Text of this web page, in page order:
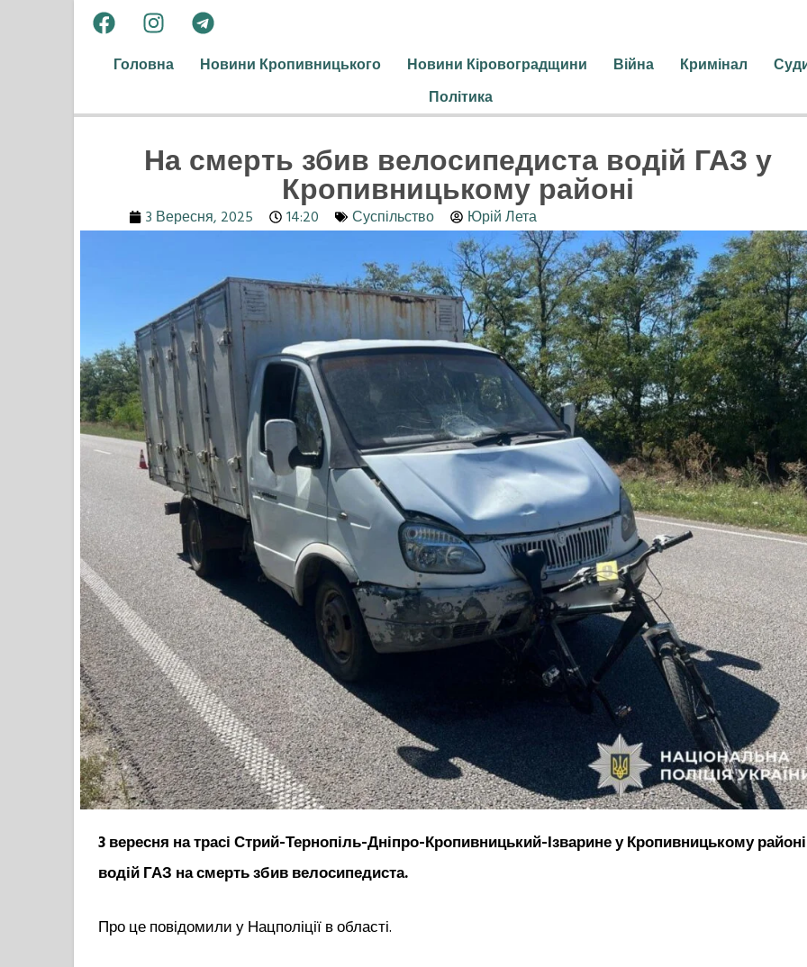
Головна Новини Кропивницького Новини Кіровоградщини Війна Кримінал
Політика
На смерть збив велосипедиста водій ГАЗ у
Кропивницькому районі
3 Вересня, 2025 14:20 Суспільство Юрій Лета
3 вересня на трасі Стрий-Тернопіль-Дніпро-Кропивницький-Ізварине у Кропивницькому районі
водій ГАЗ на смерть збив велосипедиста.
Про це повідомили у Нацполіції в області.